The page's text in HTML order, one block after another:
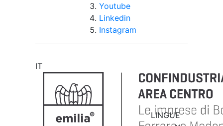
Youtube
Linkedin
Instagram
IT
LINGUE